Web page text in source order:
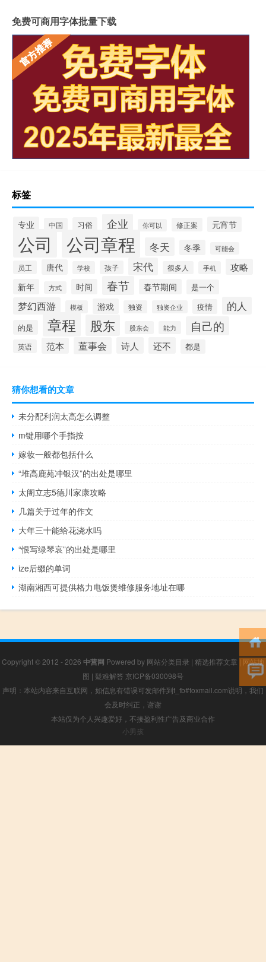
免费可商用字体批量下载
标签
专业 中国 习俗 企业 你可以 修正案 元宵节
公司 公司章程 冬天 冬季 可能会
员工 唐代 学校 孩子 宋代 很多人 手机 攻略
新年 方式 时间 春节 春节期间 是一个
梦幻西游 模板 游戏 独资 独资企业 疫情 的人
的是 章程 股东 股东会 能力 自己的
英语 范本 董事会 诗人 还不 都是
猜你想看的文章
未分配利润太高怎么调整
m键用哪个手指按
嫁妆一般都包括什么
“堆高鹿苑冲银汉”的出处是哪里
太阁立志5德川家康攻略
几篇关于过年的作文
大年三十能给花浇水吗
“恨写绿琴哀”的出处是哪里
ize后缀的单词
湖南湘西可提供格力电饭煲维修服务地址在哪
Copyright © 2012 - 2026 中营网 Powered by 网站分类目录 | 精选推荐文章 | 网站地
图 | 疑难解答 京ICP备030098号
声明：本站内容来自互联网，如信息有错误可发邮件到f_fb#foxmail.com说明，我们
会及时纠正，谢谢
本站仅为个人兴趣爱好，不接盈利性广告及商业合作
小男孩